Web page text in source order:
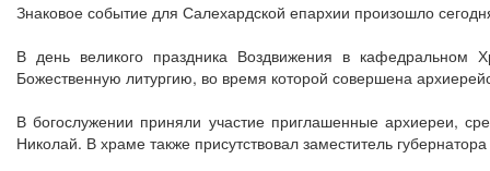
Знаковое событие для Салехардской епархии произошло
В день великого праздника Воздвижения в
Божественную литургию, во время которой совершена
В богослужении приняли участие приглашенные архиереи,
Николай. В храме также присутствовал заместитель